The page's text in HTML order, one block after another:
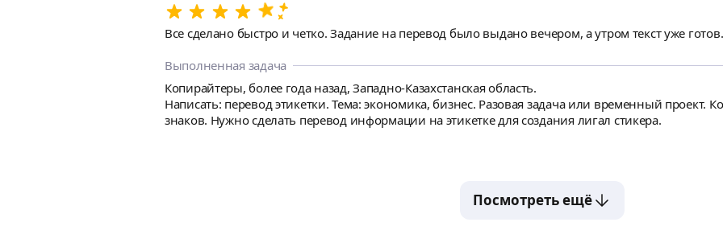
Все сделано быстро и четко. Задание на перевод было выдано вечером, а утром текст уже
Выполненная задача
Копирайтеры, более года назад, Западно-Казахстанская область.
Написать: перевод этикетки. Тема: экономика, бизнес. Разовая задача или временный проект.
знаков. Нужно сделать перевод информации на этикетке для создания лигал стикера.
Посмотреть ещё